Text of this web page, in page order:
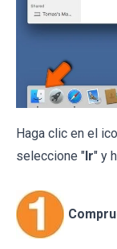
Haga clic en el
seleccione " Ir" y